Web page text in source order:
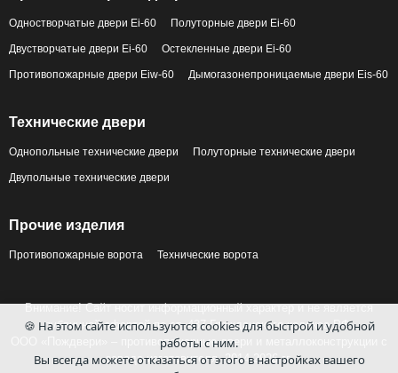
Одностворчатые двери Ei-60 Полуторные двери Ei-60
Двустворчатые двери Ei-60 Остекленные двери Ei-60
Противопожарные двери Eiw-60 Дымогазонепроницаемые двери Eis-60
Технические двери
Однопольные технические двери Полуторные технические двери
Двупольные технические двери
Прочие изделия
Противопожарные ворота Технические ворота
Внимание! Сайт носит информационный характер и не является
публичной офертой по ст. 437 Гражданского кодекса РФ.
ООО «Пождвери» – противопожарные двери и металлоконструкции с
завода-изготовителя, 2014-2026 гг.
🍪 На этом сайте используются cookies для быстрой и удобной
работы с ним.
Вы всегда можете отказаться от этого в настройках вашего